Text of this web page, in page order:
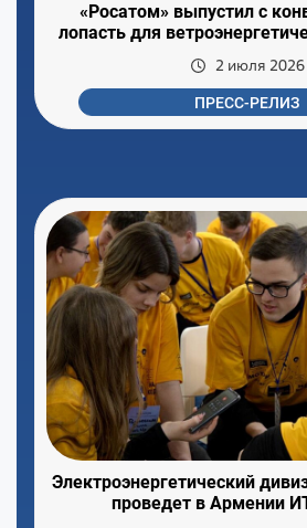
«Росатом» выпустил с
лопасть для
2 июля 2026
ПРЕСС-РЕЛИЗ
Электроэнергетический
проведет в Армении